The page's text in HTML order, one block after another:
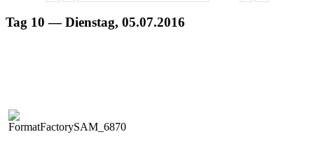
Tag 10 — Dienstag, 05.07.2016